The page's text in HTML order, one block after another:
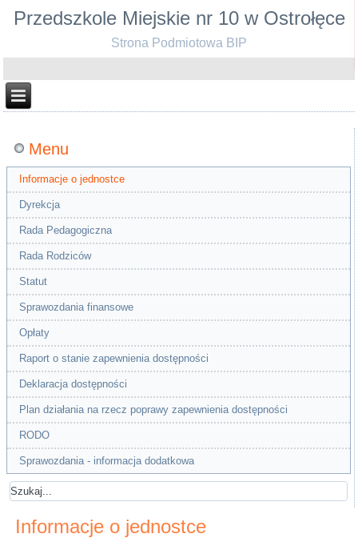
Przedszkole Miejskie nr 10 w Ostrołęce
Strona Podmiotowa BIP
Menu
Informacje o jednostce
Dyrekcja
Rada Pedagogiczna
Rada Rodziców
Statut
Sprawozdania finansowe
Opłaty
Raport o stanie zapewnienia dostępności
Deklaracja dostępności
Plan działania na rzecz poprawy zapewnienia dostępności
RODO
Sprawozdania - informacja dodatkowa
Informacje o jednostce